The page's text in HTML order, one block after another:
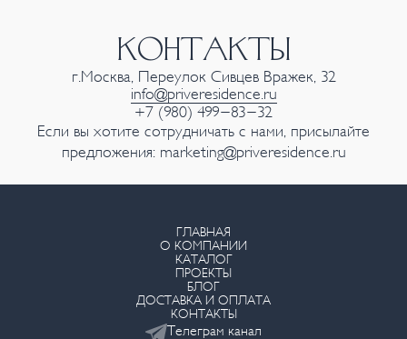
КОНТАКТЫ
г.Москва, Переулок Сивцев Вражек, 32
info@priveresidence.ru
+7 (980) 499-83-32
Если вы хотите сотрудничать с нами, присылайте
предложения: marketing@priveresidence.ru
ГЛАВНАЯ
О КОМПАНИИ
КАТАЛОГ
ПРОЕКТЫ
БЛОГ
ДОСТАВКА И ОПЛАТА
КОНТАКТЫ
Телеграм канал